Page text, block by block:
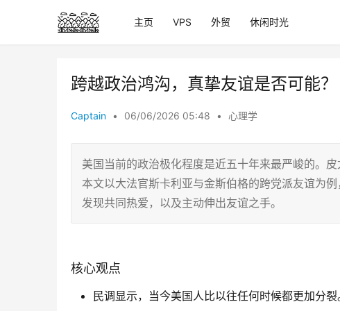
主页 VPS 外贸 休闲时光
跨越政治鸿沟，真挚友谊是否可能？
Captain • 06/06/2026 05:48 • 心理学
美国当前的政治极化程度是近五十年来最严峻的。
本文以大法官斯卡利亚与金斯伯格的跨党派友谊为
发现共同热爱，以及主动伸出友谊之手。
核心观点
民调显示，当今美国人比以往任何时候都更加分